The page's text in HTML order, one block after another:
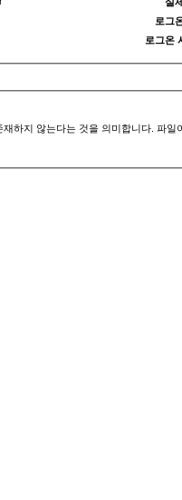
로그
로그온
하지 않는다는 것을 의미합니다. 파